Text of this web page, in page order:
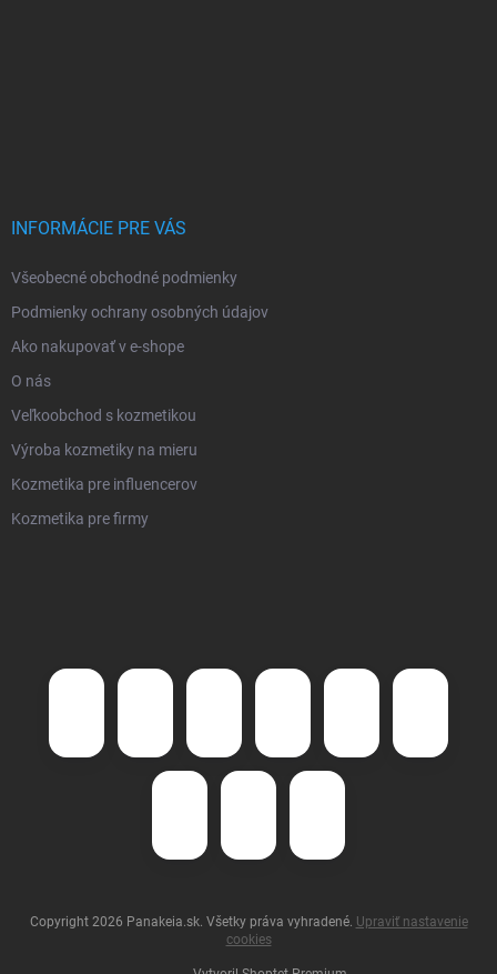
INFORMÁCIE PRE VÁS
Všeobecné obchodné podmienky
Podmienky ochrany osobných údajov
Ako nakupovať v e-shope
O nás
Veľkoobchod s kozmetikou
Výroba kozmetiky na mieru
Kozmetika pre influencerov
Kozmetika pre firmy
Copyright 2026 Panakeia.sk. Všetky práva vyhradené. Upraviť nastavenie
cookies